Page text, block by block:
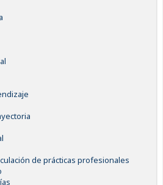
de prácticas profesionales